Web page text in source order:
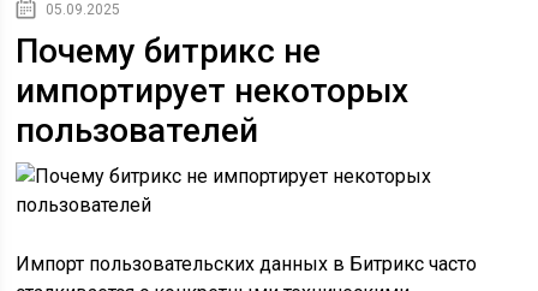
05.09.2025
Почему битрикс не
импортирует некоторых
пользователей
Импорт пользовательских данных в Битрикс часто